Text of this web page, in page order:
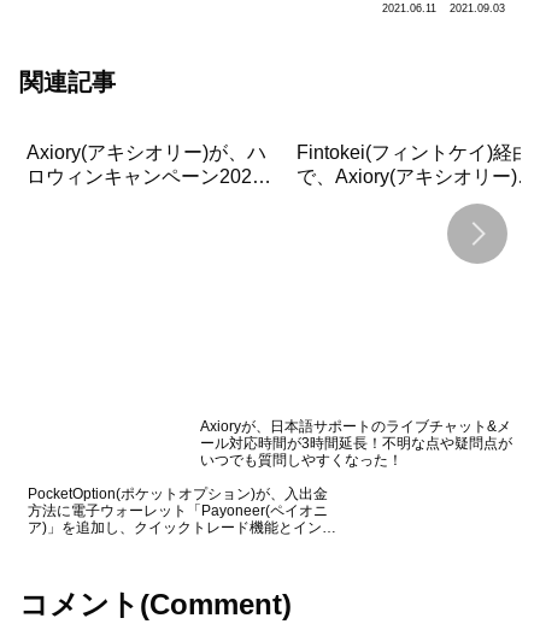
2021.06.11 2021.09.03
関連記事
Axiory(アキシオリー)が、ハ
ロウィンキャンペーン2022
Fintokei(フィントケイ)経由
で、Axiory(アキシオリー)の
MT4・MT5(Web版, iOS版,
Android版)へログインする
法を詳しく解説！
Axioryが、日本語サポートのライブチャット&メ
ール対応時間が3時間延長！不明な点や疑問点が
いつでも質問しやすくなった！
PocketOption(ポケットオプション)が、入出金
方法に電子ウォーレット「Payoneer(ペイオニ
ア)」を追加し、クイックトレード機能とインタ
コメント(Comment)